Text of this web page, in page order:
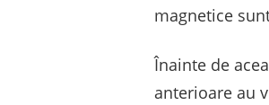
magnetice
Înainte de
anterioare au